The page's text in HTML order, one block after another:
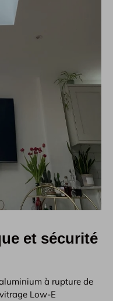
et sécurité
à rupture de
Low-E